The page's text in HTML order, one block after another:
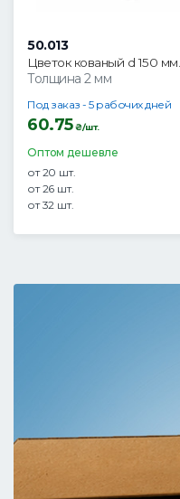
50.013
Цветок кованый d 150 мм.
Толщина 2 мм
Под заказ - 5 рабочих дней
60.75₴/шт.
Оптом дешевле
от 20 шт.
от 26 шт.
от 32 шт.